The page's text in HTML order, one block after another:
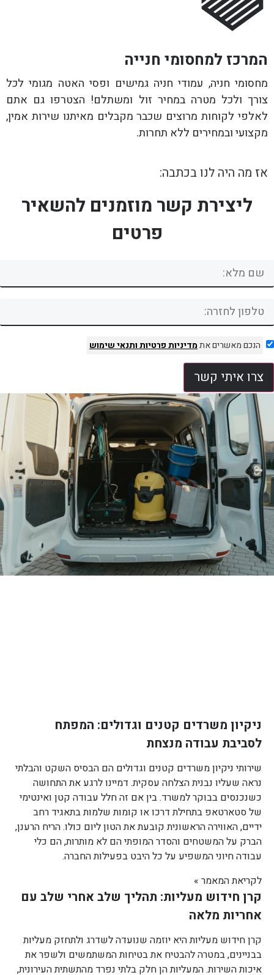
המרכז למחסומי חנייה
מחסומי חניה, עמודי חניה גמישים ופסי האטה מגומי לכל
צורך ולכל מטרה במחיר זול ומשתלם! הצטרפו גם אתם
לאלפי לקוחות מרוצים שכבר מקבלים מאיתנו שירות אמין,
מקצועי ובמחירים ללא תחרות.
אז מה היה לנו בכתבה:
ליצירת קשר מוזמנים להשאיר
פרטים
הנכם מאשרים אתמדיניות פרטיותותנאי שימוש
צרו איתי קשר
ניקיון משרדים קטנים וגדולים: המפתח
לסביבת עבודה מנצחת
שירותי ניקיון משרדים קטנים וגדולים הם הבסיס השקט והבלתי
נראה שעליו נבנית הצלחה עסקית. דמיינו לרגע את התחושה
כשנכנסים בבוקר למשרד. בין אם זה חלל עבודה קטן ואינטימי
של סטארטאפ בתחילת דרכו או קומות שלמות בתאגיד רחב
ידיים, האווירה הראשונית קובעת את הטון ליום כולו. הריח הרענן,
הברק על המשטחים והסדר המופתי הם לא מותרות, הם כלי
עבודה חיוני המשפיע על כל היבט בפעילות החברה.
לקריאת המאמר »
קרן חידוש מעליות: תהליך שלב אחרי שלב עם
אחריות מלאה
קרן חידוש מעליות היא יוזמה שנועדה לשדרג ולתחזק מעליות
בבניינים, במטרה להבטיח את בטיחות המשתמשים ולשפר את
איכות השירות. המעליות הן חלק בלתי נפרד מהתשתית העירונית,